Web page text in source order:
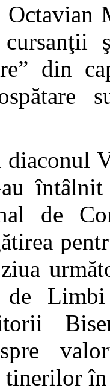
din
de
Limbi
tinerilor